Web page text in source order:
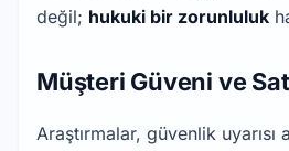
değil; hukuki bir zorunluluk
Müşteri Güveni ve
Araştırmalar, güvenlik uyarısı